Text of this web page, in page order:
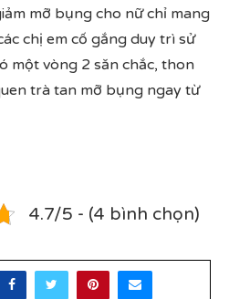
mỡ bụng cho nữ chỉ mang
chị em cố gắng duy trì sử
một vòng 2 săn chắc, thon
trà tan mỡ bụng ngay từ
4.7/5 - (4 bình chọn)